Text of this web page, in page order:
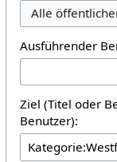
Alle
Ausführender
Ziel (Titel oder
Benutzer):